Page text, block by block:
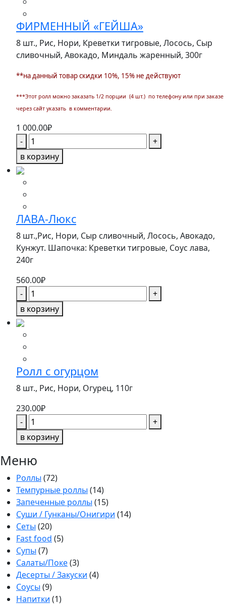
ФИРМЕННЫЙ «ГЕЙША»
8 шт., Рис, Нори, Креветки тигровые, Лосось, Сыр
сливочный, Авокадо, Миндаль жаренный, 300г
**на данный товар скидки 10%, 15% не действуют
***Этот ролл можно заказать 1/2 порции (4 шт.) по телефону или при заказе
через сайт указать в комментарии.
1 000.00₽
-
Количество
товара
ФИРМЕННЫЙ
+
в корзину
ЛАВА-Люкс
8 шт.,Рис, Нори, Сыр сливочный, Лосось, Авокадо,
Кунжут. Шапочка: Креветки тигровые, Соус лава,
240г
560.00₽
-
Количество
товара
ЛАВА-
+
в корзину
Ролл с огурцом
8 шт., Рис, Нори, Огурец, 110г
230.00₽
-
Количество
товара
Ролл
с
огурцом
+
в корзину
Меню
Роллы (72)
Темпурные роллы (14)
Запеченные роллы (15)
Суши / Гунканы/Онигири (14)
Сеты (20)
Fast food (5)
Супы (7)
Салаты/Поке(3)
Десерты / Закуски (4)
Соусы (9)
Напитки (1)